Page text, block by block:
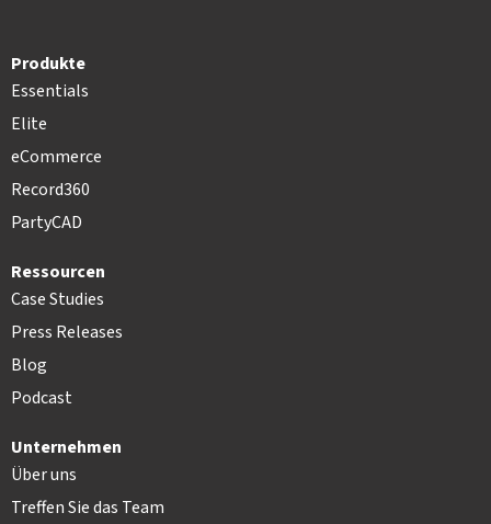
Produkte
Essentials
Elite
eCommerce
Record360
PartyCAD
Ressourcen
Case Studies
Press Releases
Blog
Podcast
Unternehmen
Über uns
Treffen Sie das Team